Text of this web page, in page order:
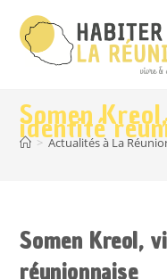
Somen
identité
> Actualités à La
Somen Kreol,
réunionnaise